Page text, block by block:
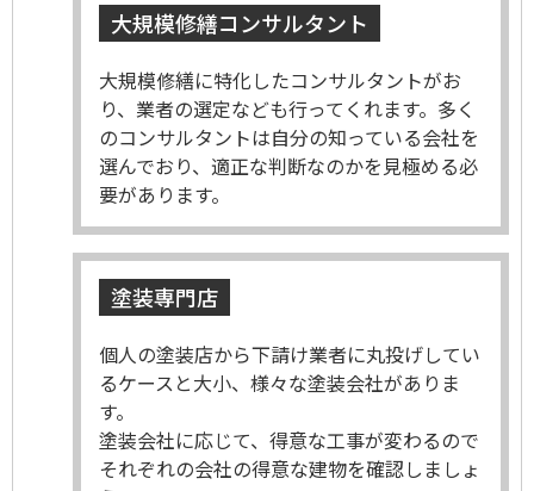
大規模修繕コンサルタント
大規模修繕に特化したコンサルタントがお
り、業者の選定なども行ってくれます。多く
のコンサルタントは自分の知っている会社を
選んでおり、適正な判断なのかを見極める必
要があります。
塗装専門店
個人の塗装店から下請け業者に丸投げしてい
るケースと大小、様々な塗装会社がありま
す。
塗装会社に応じて、得意な工事が変わるので
それぞれの会社の得意な建物を確認しましょ